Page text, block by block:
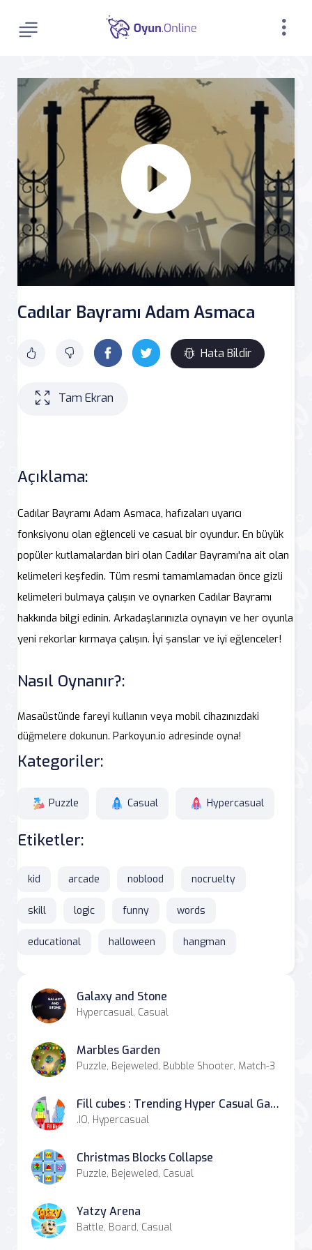
Cadılar Bayramı Adam Asmaca
Hata Bildir
Tam Ekran
Açıklama:
Cadılar Bayramı Adam Asmaca, hafızaları uyarıcı
fonksiyonu olan eğlenceli ve casual bir oyundur. En büyük
popüler kutlamalardan biri olan Cadılar Bayramı'na ait olan
kelimeleri keşfedin. Tüm resmi tamamlamadan önce gizli
kelimeleri bulmaya çalışın ve oynarken Cadılar Bayramı
hakkında bilgi edinin. Arkadaşlarınızla oynayın ve her oyunla
yeni rekorlar kırmaya çalışın. İyi şanslar ve iyi eğlenceler!
Nasıl Oynanır?:
Masaüstünde fareyi kullanın veya mobil cihazınızdaki
düğmelere dokunun. Parkoyun.io adresinde oyna!
Kategoriler:
Puzzle Casual Hypercasual
Etiketler:
kid arcade noblood nocruelty
skill logic funny words
educational halloween hangman
Galaxy and Stone
Hypercasual, Casual
Marbles Garden
Puzzle, Bejeweled, Bubble Shooter, Match-3
Fill cubes : Trending Hyper Casual Game
.IO, Hypercasual
Christmas Blocks Collapse
Puzzle, Bejeweled, Casual
Yatzy Arena
Battle, Board, Casual